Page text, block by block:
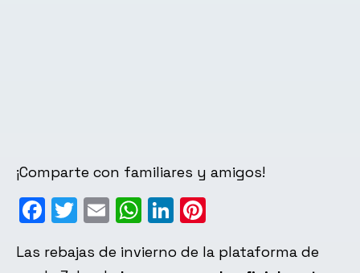
¡Comparte con familiares y amigos!
Facebook
Twitter
EmailWhatsApp
LinkedIn
Las rebajas de invierno de la plataforma de